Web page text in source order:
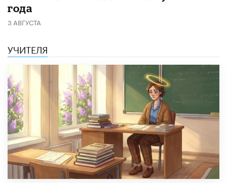
года
3 АВГУСТА
УЧИТЕЛЯ